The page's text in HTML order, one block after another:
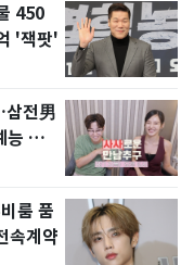
450
'잭팟'
전男
능 화
룸 품
속계약